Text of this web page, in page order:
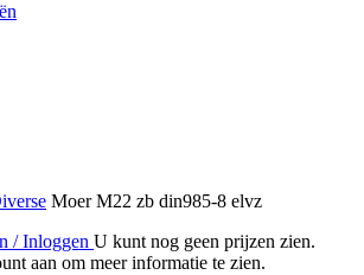
Moer M22 zb din985-8 elvz
/ Inloggen U kunt nog geen prijzen zien.
aan om meer informatie te zien.